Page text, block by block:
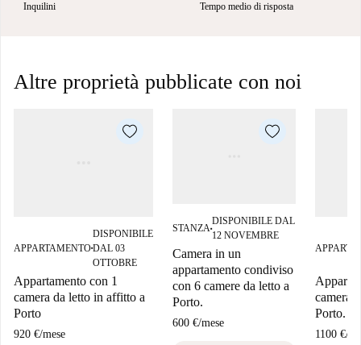
Inquilini Tempo medio di risposta
Altre proprietà pubblicate con noi
APPARTAMENTO■
DISPONIBILE
DAL 03
OTTOBRE
Appartamento con 1
camera da letto in affitto a
Porto
920 €/mese
STANZA■
DISPONIBILE DAL
12 NOVEMBRE
Camera in un
appartamento condiviso
con 6 camere da letto a
Porto.
600 €/mese
camera
Porto.
1100 €/